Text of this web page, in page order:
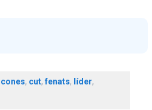
cones, cut,fenats, líder,